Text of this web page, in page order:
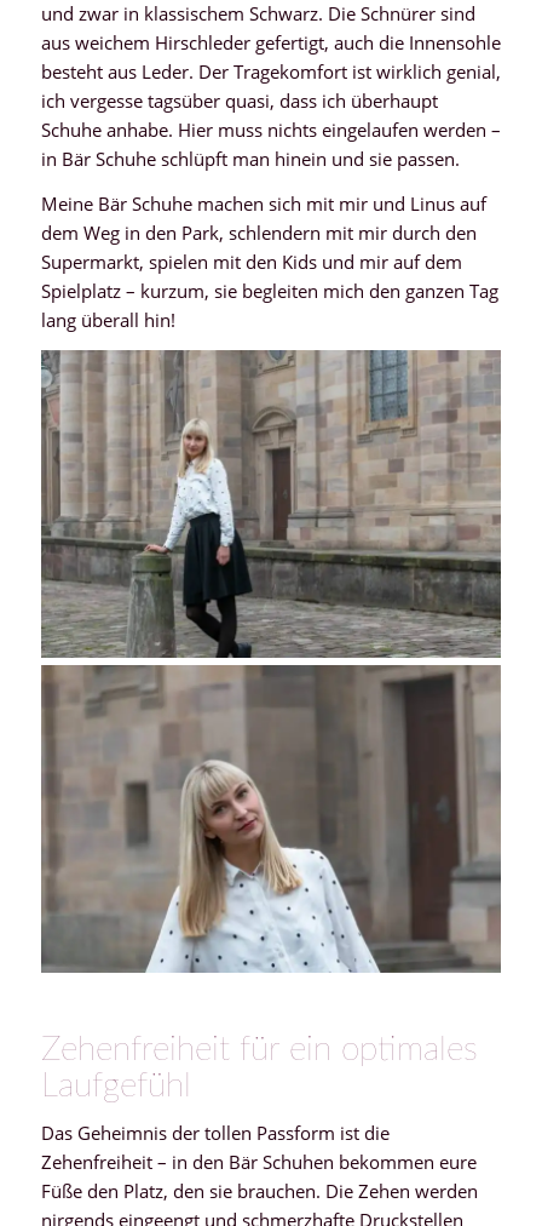
und zwar in klassischem Schwarz. Die Schnürer sind
aus weichem Hirschleder gefertigt, auch die Innensohle
besteht aus Leder. Der Tragekomfort ist wirklich genial,
ich vergesse tagsüber quasi, dass ich überhaupt
Schuhe anhabe. Hier muss nichts eingelaufen werden –
in Bär Schuhe schlüpft man hinein und sie passen.
Meine Bär Schuhe machen sich mit mir und Linus auf
dem Weg in den Park, schlendern mit mir durch den
Supermarkt, spielen mit den Kids und mir auf dem
Spielplatz – kurzum, sie begleiten mich den ganzen Tag
lang überall hin!
Zehenfreiheit für ein optimales
Laufgefühl
Das Geheimnis der tollen Passform ist die
Zehenfreiheit – in den Bär Schuhen bekommen eure
Füße den Platz, den sie brauchen. Die Zehen werden
nirgends eingeengt und schmerzhafte Druckstellen